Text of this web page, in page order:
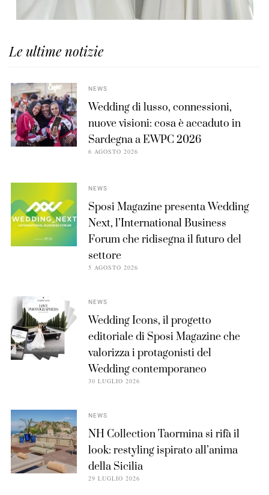
Le ultime notizie
NEWS
Wedding di lusso, connessioni,
nuove visioni: cosa è accaduto in
Sardegna a EWPC 2026
6 AGOSTO 2026
NEWS
Sposi Magazine presenta Wedding
Next, l’International Business
Forum che ridisegna il futuro del
settore
5 AGOSTO 2026
NEWS
Wedding Icons, il progetto
editoriale di Sposi Magazine che
valorizza i protagonisti del
Wedding contemporaneo
30 LUGLIO 2026
NEWS
NH Collection Taormina si rifà il
look: restyling ispirato all’anima
della Sicilia
29 LUGLIO 2026